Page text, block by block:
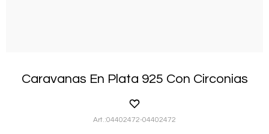
Caravanas En Plata 925 Con Circonias
04402472-04402472